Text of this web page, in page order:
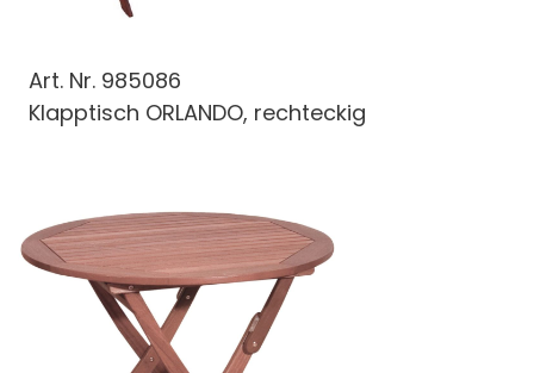
Art. Nr. 985086
Klapptisch ORLANDO, rechteckig